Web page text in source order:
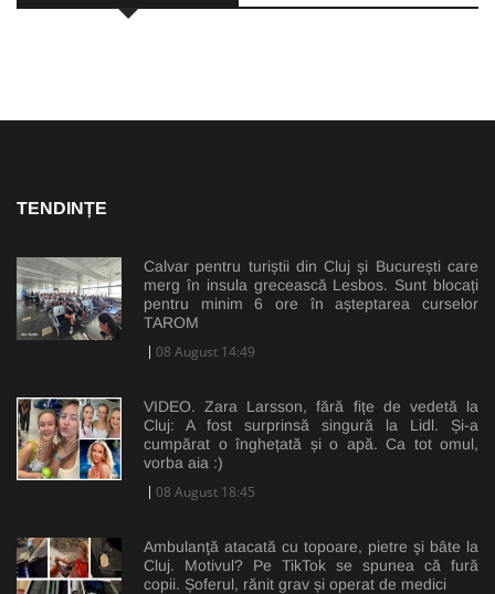
TENDINȚE
Calvar pentru turiștii din Cluj și București care
merg în insula grecească Lesbos. Sunt blocați
pentru minim 6 ore în așteptarea curselor
TAROM
08 August 14:49
VIDEO. Zara Larsson, fără fițe de vedetă la
Cluj: A fost surprinsă singură la Lidl. Și-a
cumpărat o înghețată și o apă. Ca tot omul,
vorba aia :)
08 August 18:45
Ambulanţă atacată cu topoare, pietre şi bâte la
Cluj. Motivul? Pe TikTok se spunea că fură
copii. Șoferul, rănit grav și operat de medici